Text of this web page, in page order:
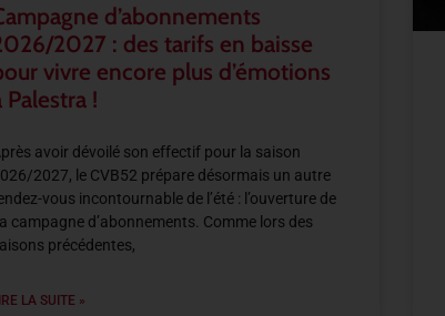
d’abonnements
2027 : des tarifs en baisse
vivre encore plus d’émotions
Palestra !
avoir dévoilé son effectif pour la saison
2027, le CVB52 prépare désormais un autre
vous incontournable de l’été : l’ouverture de
campagne d’abonnements. Comme lors des
précédentes,
LA SUITE »